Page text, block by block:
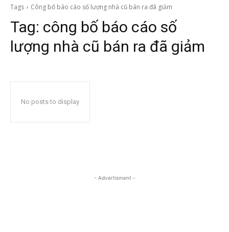
Tags Công bố báo cáo số lượng nhà cũ bán ra đã giảm
Tag: công bố báo cáo số
lượng nhà cũ bán ra đã giảm
No posts to display
- Advertisment -